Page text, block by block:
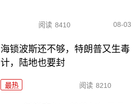
阅读 8410 08-03
海锁波斯还不够，特朗普又生毒
计，陆地也要封
最热 阅读 8210